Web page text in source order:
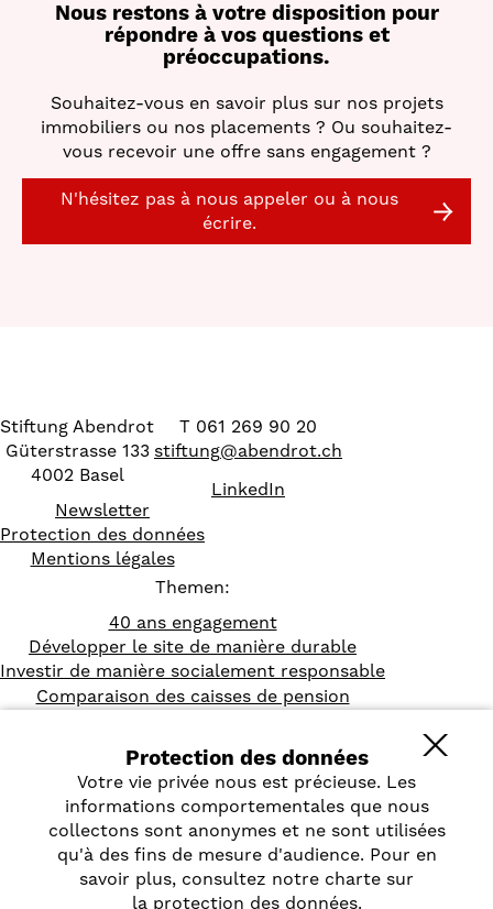
Nous restons à votre disposition pour
répondre à vos questions et
préoccupations.
Souhaitez-vous en savoir plus sur nos projets
immobiliers ou nos placements ? Ou souhaitez-
vous recevoir une offre sans engagement ?
N'hésitez pas à nous appeler ou à nous
écrire.
Stiftung Abendrot
Güterstrasse 133
4002 Basel
T 061 269 90 20
stiftung@abendrot.ch
LinkedIn
Newsletter
Protection des données
Mentions légales
Themen:
40 ans engagement
Développer le site de manière durable
Investir de manière socialement responsable
Comparaison des caisses de pension
Protection des données
Votre vie privée nous est précieuse. Les
informations comportementales que nous
collectons sont anonymes et ne sont utilisées
qu'à des fins de mesure d'audience. Pour en
savoir plus, consultez notre charte sur
la protection des données.